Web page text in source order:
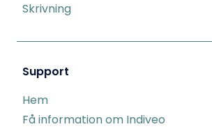
Skrivning
Support
Hem
Få information om Indiveo